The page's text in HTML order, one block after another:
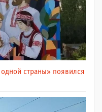
страны» появился